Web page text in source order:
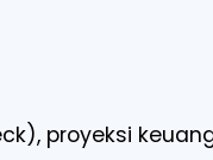
proyeksi